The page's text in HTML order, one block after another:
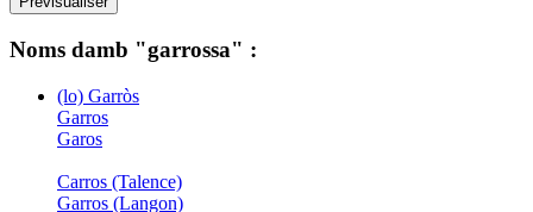
Noms damb "garrossa" :
(lo) Garròs
Garros
Garos
Carros (Talence)
Garros (Langon)